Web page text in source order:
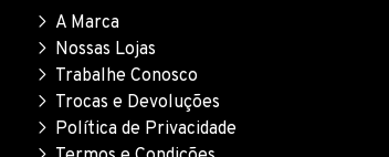
A Marca
Nossas Lojas
Trabalhe Conosco
Trocas e Devoluções
Política de Privacidade